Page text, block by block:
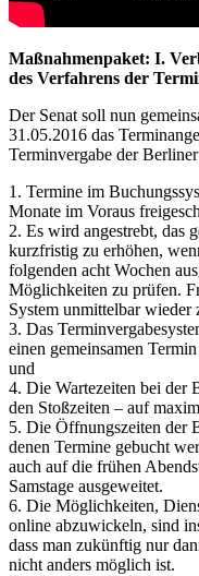
Maßnahmenpaket: I.
des Verfahrens der
Der Senat soll nun
31.05.2016 das
Terminvergabe der
1. Termine im
Monate im Voraus
2. Es wird angestrebt, das
kurzfristig zu erhöhen,
folgenden acht Wochen
Möglichkeiten zu prüfen.
System unmittelbar wieder
3. Das
einen gemeinsamen
und
4. Die Wartezeiten bei der
den Stoßzeiten – auf
5. Die Öffnungszeiten der
denen Termine gebucht
auch auf die frühen
Samstage ausgeweitet.
6. Die Möglichkeiten,
online abzuwickeln, sind
dass man zukünftig nur
nicht anders möglich ist.